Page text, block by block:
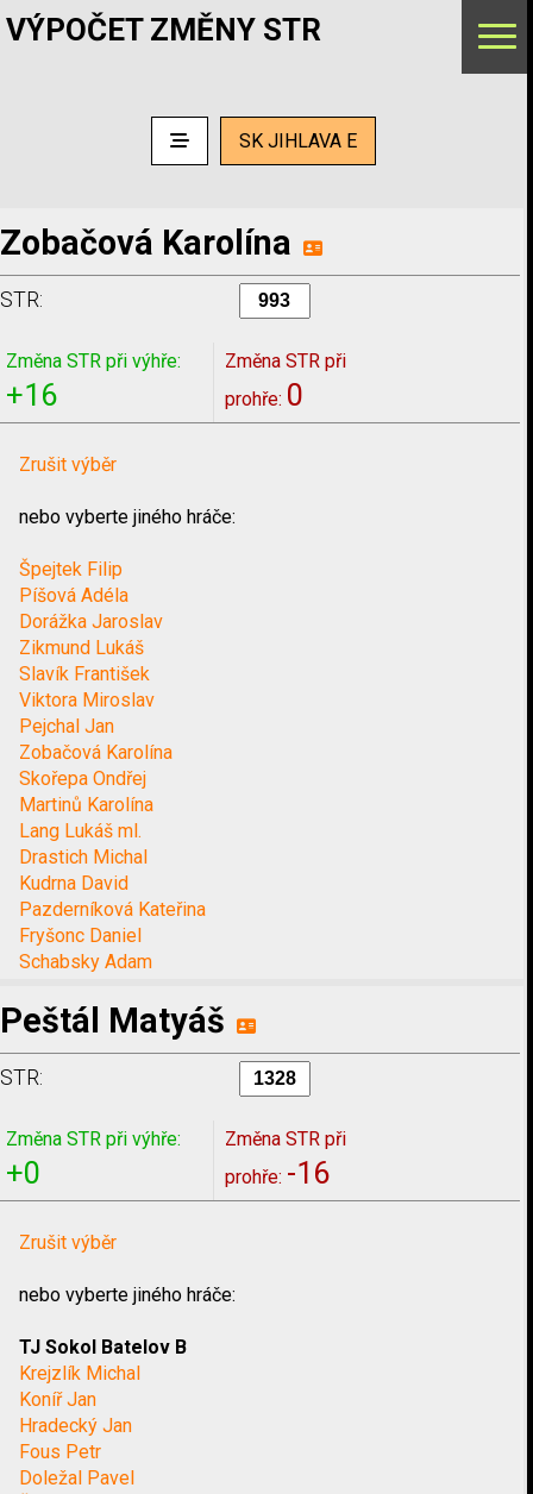
VÝPOČET ZMĚNY STR
SK JIHLAVA E
Zobačová Karolína
STR:
Změna STR při výhře:
+16
Změna STR při
prohře: 0
Zrušit výběr
nebo vyberte jiného hráče:
Špejtek Filip
Píšová Adéla
Dorážka Jaroslav
Zikmund Lukáš
Slavík František
Viktora Miroslav
Pejchal Jan
Zobačová Karolína
Skořepa Ondřej
Martinů Karolína
Lang Lukáš ml.
Drastich Michal
Kudrna David
Pazderníková Kateřina
Fryšonc Daniel
Schabsky Adam
Peštál Matyáš
STR:
Změna STR při výhře:
+0
Změna STR při
prohře: -16
Zrušit výběr
nebo vyberte jiného hráče:
TJ Sokol Batelov B
Krejzlík Michal
Koníř Jan
Hradecký Jan
Fous Petr
Doležal Pavel